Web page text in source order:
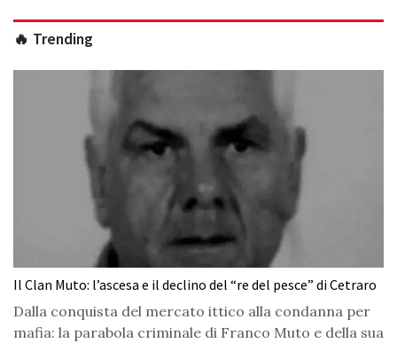
🔥 Trending
Il Clan Muto: l’ascesa e il declino del “re del pesce” di Cetraro
Dalla conquista del mercato ittico alla condanna per
mafia: la parabola criminale di Franco Muto e della sua